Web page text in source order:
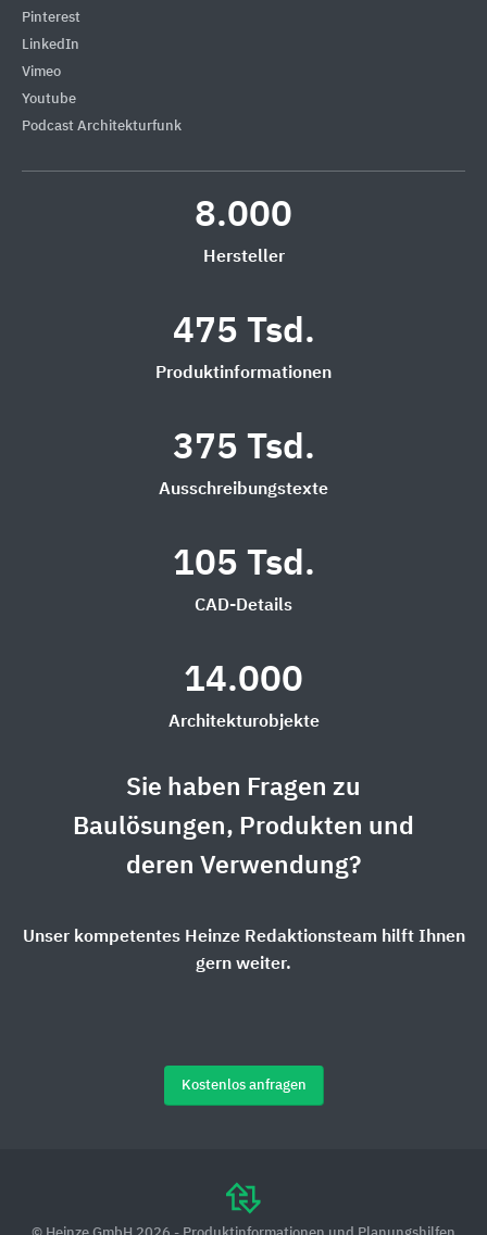
Pinterest
LinkedIn
Vimeo
Youtube
Podcast Architekturfunk
8.000
Hersteller
475 Tsd.
Produktinformationen
375 Tsd.
Ausschreibungstexte
105 Tsd.
CAD-Details
14.000
Architekturobjekte
Sie haben Fragen zu
Baulösungen, Produkten und
deren Verwendung?
Unser kompetentes Heinze Redaktionsteam hilft Ihnen
gern weiter.
Kostenlos anfragen